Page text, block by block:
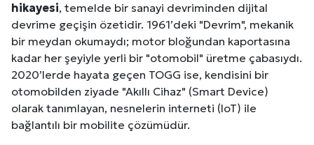
hikayesi, temelde bir sanayi devriminden dijital
devrime geçişin özetidir. 1961’deki "Devrim", mekanik
bir meydan okumaydı; motor bloğundan kaportasına
kadar her şeyiyle yerli bir "otomobil" üretme çabasıydı.
2020’lerde hayata geçen TOGG ise, kendisini bir
otomobilden ziyade "Akıllı Cihaz" (Smart Device)
olarak tanımlayan, nesnelerin interneti (IoT) ile
bağlantılı bir mobilite çözümüdür.